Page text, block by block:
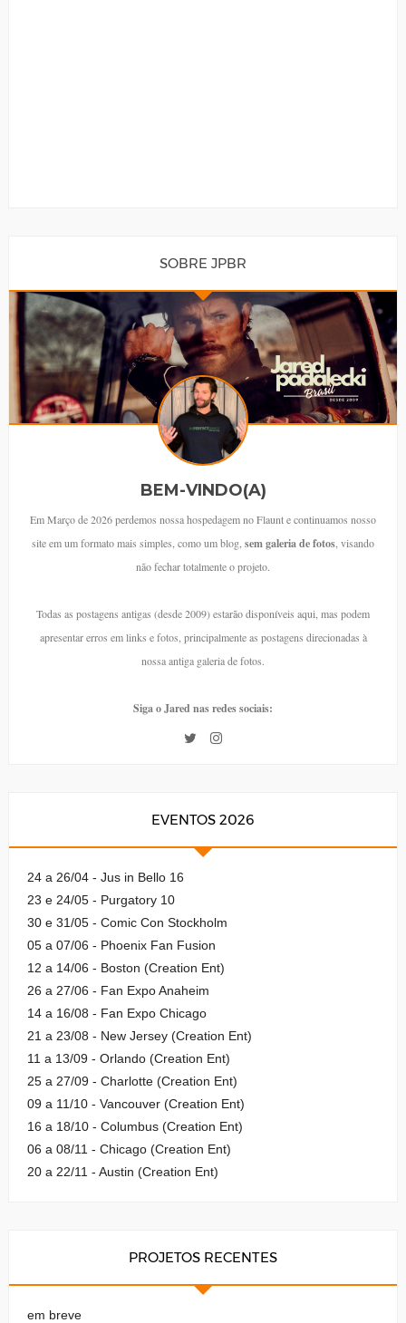
SOBRE JPBR
BEM-VINDO(A)
Em Março de 2026 perdemos nossa hospedagem no Flaunt e continuamos nosso
site em um formato mais simples, como um blog, sem galeria de fotos , visando
não fechar totalmente o projeto.
Todas as postagens antigas (desde 2009) estarão disponíveis aqui, mas podem
apresentar erros em links e fotos, principalmente as postagens direcionadas à
nossa antiga galeria de fotos.
Siga o Jared nas redes sociais:
EVENTOS 2026
24 a 26/04 - Jus in Bello 16
23 e 24/05 - Purgatory 10
30 e 31/05 - Comic Con Stockholm
05 a 07/06 - Phoenix Fan Fusion
12 a 14/06 - Boston (Creation Ent)
26 a 27/06 - Fan Expo Anaheim
14 a 16/08 - Fan Expo Chicago
21 a 23/08 - New Jersey (Creation Ent)
11 a 13/09 - Orlando (Creation Ent)
25 a 27/09 - Charlotte (Creation Ent)
09 a 11/10 - Vancouver (Creation Ent)
16 a 18/10 - Columbus (Creation Ent)
06 a 08/11 - Chicago (Creation Ent)
20 a 22/11 - Austin (Creation Ent)
PROJETOS RECENTES
em breve